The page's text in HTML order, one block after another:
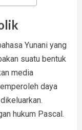
Yunani yang
suatu bentuk
media
daya
hukum Pascal.